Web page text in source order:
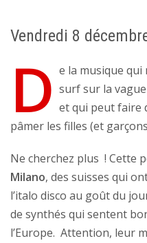
Vendredi 8
D e la musique
surf sur la
et qui peut faire
pâmer les filles (et
Ne cherchez plus ! Cette
Milano, des suisses qui
l’italo disco au goût du
de synthés qui sentent
l’Europe. Attention, leur